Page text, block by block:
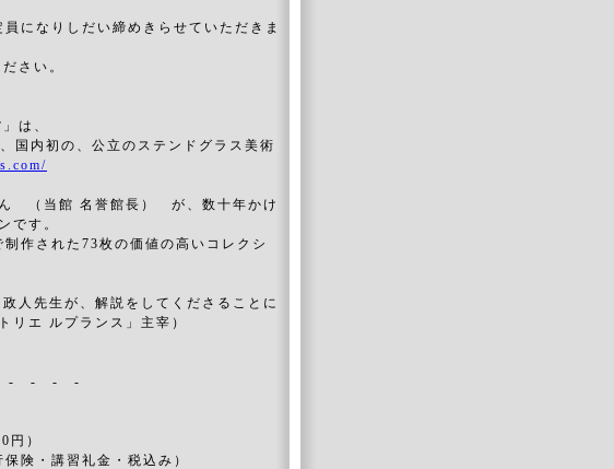
になりしだい締めきらせていただきま
さい。
は、
国内初の、公立のステンドグラス美術
（当館 名誉館長） が、数十年かけ
です。
作された73枚の価値の高いコレクシ
人先生が、解説をしてくださることに
リエ ルプランス」主宰）
- - -
）
保険・講習礼金・税込み）